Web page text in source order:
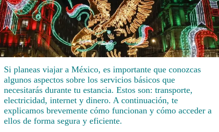
Si planeas viajar a México, es importante que conozcas
algunos aspectos sobre los servicios básicos que
necesitarás durante tu estancia. Estos son: transporte,
electricidad, internet y dinero. A continuación, te
explicamos brevemente cómo funcionan y cómo acceder a
ellos de forma segura y eficiente.